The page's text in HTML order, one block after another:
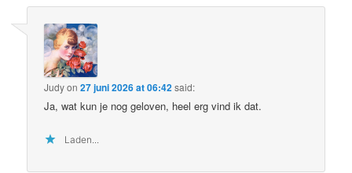
Judyon27 juni 2026 at 06:42said:
Ja, wat kun je nog geloven, heel erg vind ik dat.
Laden...